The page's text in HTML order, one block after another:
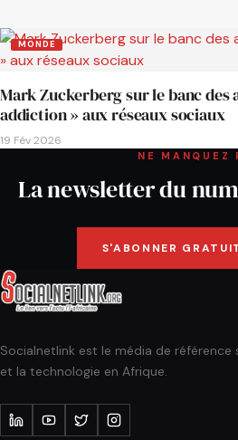
MONDE
Mark Zuckerberg sur le banc des
addiction » aux réseaux sociaux
19 Fév 2026
NE MANQUEZ
La newsletter du
S'ABONNER
Socialnetlink est le média de
et la technologie en Afrique.